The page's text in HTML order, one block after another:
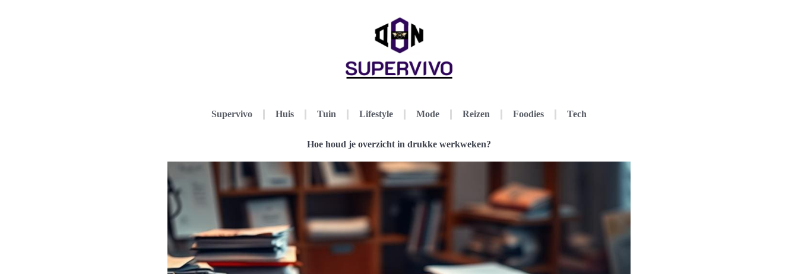
Supervivo Huis Tuin Lifestyle Mode Reizen Foodies Tech
Hoe houd je overzicht in drukke werkweken?